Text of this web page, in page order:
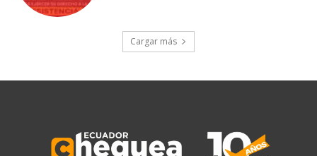
Cargar más